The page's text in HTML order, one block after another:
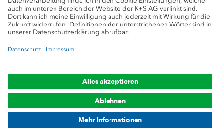
Bergbaulexikon
myK+S Kundenportal
Datenschutz Cookie-Einstellungen Impressum
Compliance Markenhinweis
© 2019-2026 K+S Aktiengesellschaft